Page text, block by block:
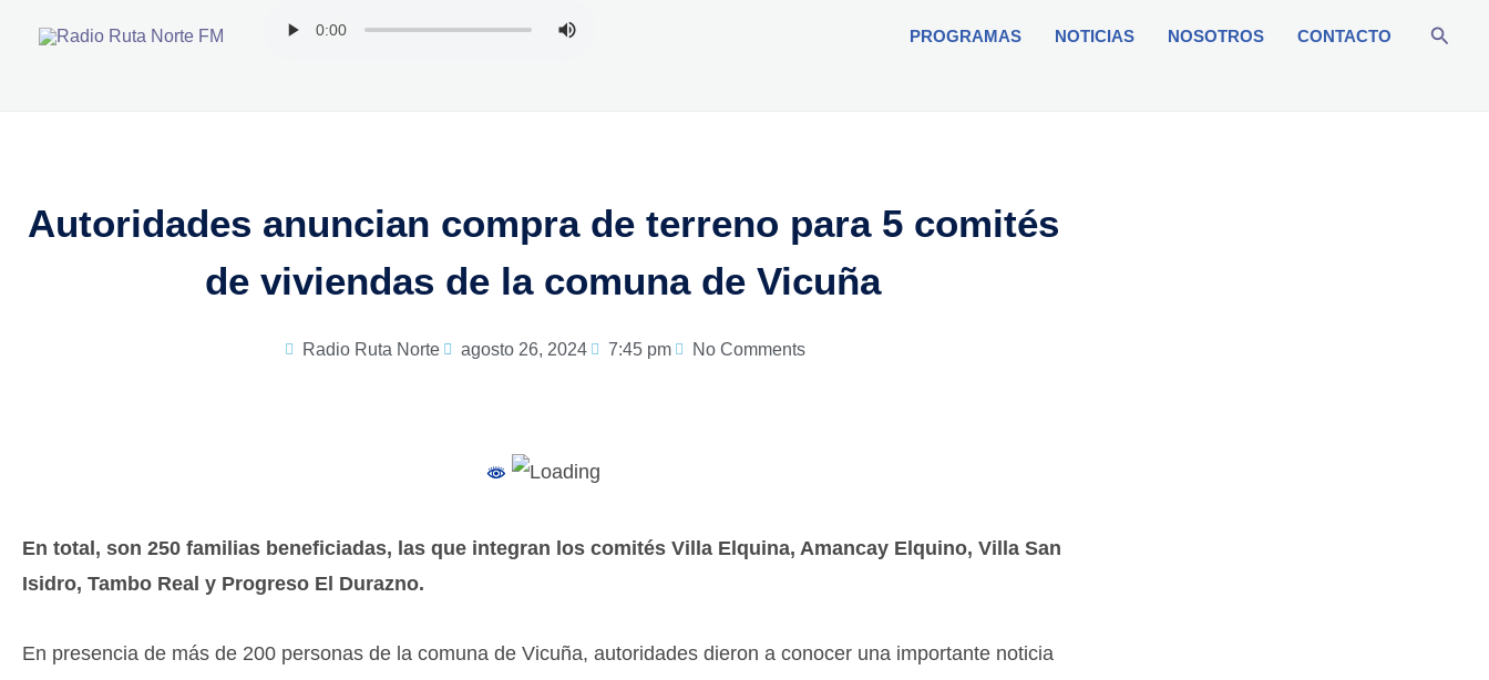
PROGRAMAS NOTICIAS NOSOTROS CONTACTO
Autoridades anuncian compra de terreno para 5 comités
de viviendas de la comuna de Vicuña
Radio Ruta Norte agosto 26, 2024 7:45 pm No Comments
En total, son 250 familias beneficiadas, las que integran los comités Villa Elquina, Amancay Elquino, Villa San
Isidro, Tambo Real y Progreso El Durazno.
En presencia de más de 200 personas de la comuna de Vicuña, autoridades dieron a conocer una importante noticia